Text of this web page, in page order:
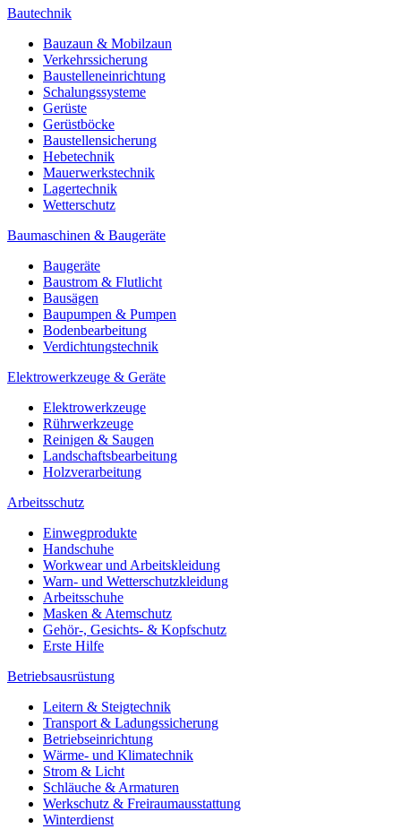
Bautechnik
Bauzaun & Mobilzaun
Verkehrssicherung
Baustelleneinrichtung
Schalungssysteme
Gerüste
Gerüstböcke
Baustellensicherung
Hebetechnik
Mauerwerkstechnik
Lagertechnik
Wetterschutz
Baumaschinen & Baugeräte
Baugeräte
Baustrom & Flutlicht
Bausägen
Baupumpen & Pumpen
Bodenbearbeitung
Verdichtungstechnik
Elektrowerkzeuge & Geräte
Elektrowerkzeuge
Rührwerkzeuge
Reinigen & Saugen
Landschaftsbearbeitung
Holzverarbeitung
Arbeitsschutz
Einwegprodukte
Handschuhe
Workwear und Arbeitskleidung
Warn- und Wetterschutzkleidung
Arbeitsschuhe
Masken & Atemschutz
Gehör-, Gesichts- & Kopfschutz
Erste Hilfe
Betriebsausrüstung
Leitern & Steigtechnik
Transport & Ladungssicherung
Betriebseinrichtung
Wärme- und Klimatechnik
Strom & Licht
Schläuche & Armaturen
Werkschutz & Freiraumausstattung
Winterdienst